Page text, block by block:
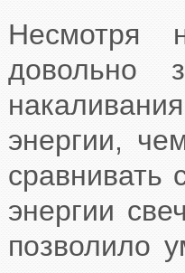
Несмотря
довольно
энергии,
сравнивать
энергии
позволило